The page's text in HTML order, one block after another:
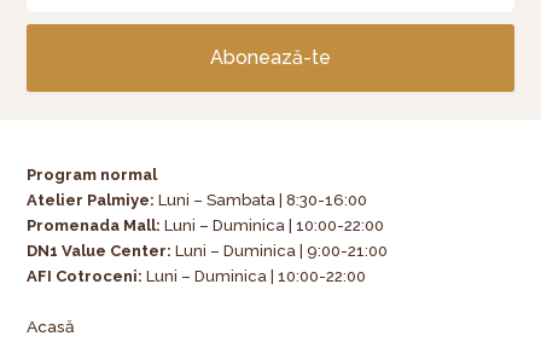
Abonează-te
Program normal
Atelier Palmiye: Luni – Sambata | 8:30-16:00
Promenada Mall: Luni – Duminica | 10:00-22:00
DN1 Value Center: Luni – Duminica | 9:00-21:00
AFI Cotroceni: Luni – Duminica | 10:00-22:00
Acasă